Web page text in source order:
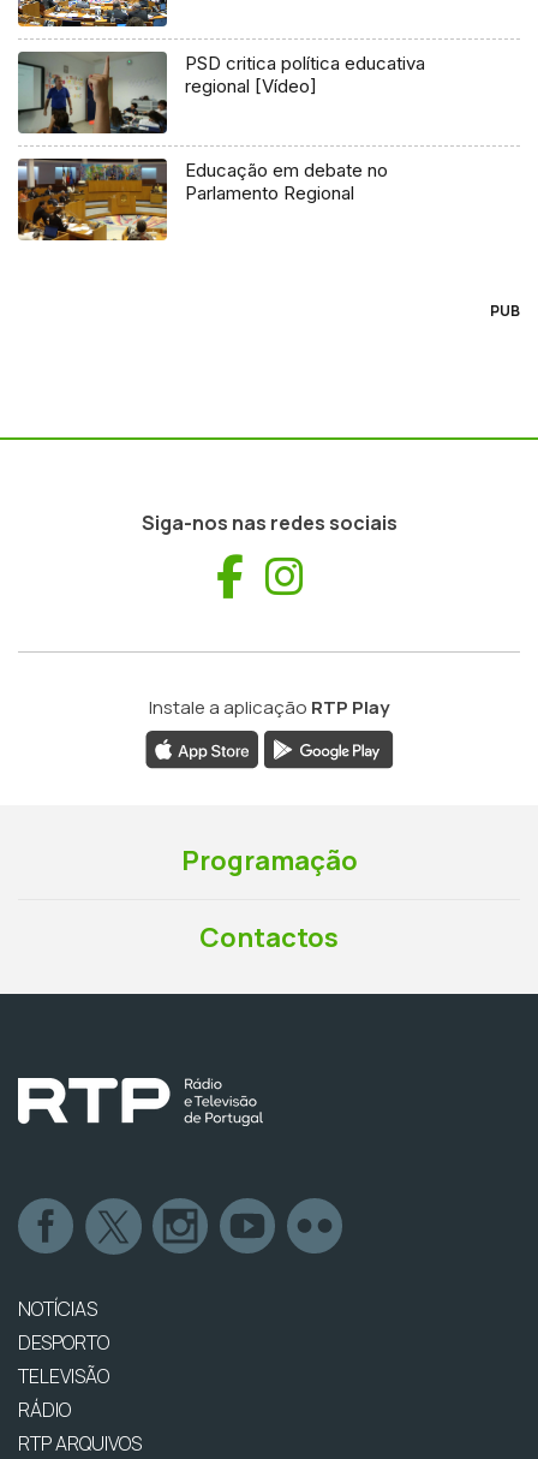
PSD critica política educativa
regional [Vídeo]
Educação em debate no
Parlamento Regional
PUB
Siga-nos nas redes sociais
Facebook
Instale a aplicação RTP Play
Programação
Contactos
NOTÍCIAS
DESPORTO
TELEVISÃO
RÁDIO
RTP ARQUIVOS